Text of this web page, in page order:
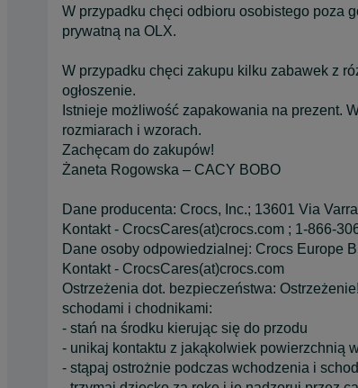
W przypadku chęci odbioru osobistego poza
prywatną na OLX.
W przypadku chęci zakupu kilku zabawek z
ogłoszenie.
Istnieje możliwość zapakowania na prezent.
rozmiarach i wzorach.
Zachęcam do zakupów!
Żaneta Rogowska – CACY BOBO
Dane producenta: Crocs, Inc.; 13601 Via
Kontakt - CrocsCares(at)crocs.com ; 1-866-
Dane osoby odpowiedzialnej: Crocs Europe
Kontakt - CrocsCares(at)crocs.com
Ostrzeżenia dot. bezpieczeństwa:
schodami i chodnikami:
- stań na środku kierując się do przodu
- unikaj kontaktu z jakąkolwiek powierzchnią
- stąpaj ostrożnie podczas wchodzenia i